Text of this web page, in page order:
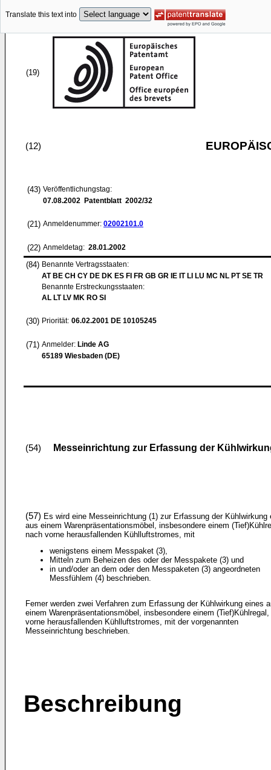
Translate this text into
(19)
(12)
(43) Veröffentlichungstag:
07.08.2002 Patentblatt 2002/32
(21) Anmeldenummer: 02002101.0
(22) Anmeldetag: 28.01.2002
(84) Benannte Vertragsstaaten:
AT BE CH CY DE DK ES FI FR GB GR IE IT LI LU MC NL PT SE TR
Benannte Erstreckungsstaaten:
AL LT LV MK RO SI
(30) Priorität: 06.02.2001 DE 10105245
(71) Anmelder: Linde AG
65189 Wiesbaden (DE)
(54) Messeinrichtung zur Erfassung der
(57) Es wird eine Messeinrichtung (1) zur Erfassung der Kühlwirkung
aus einem Warenpräsentationsmöbel, insbesondere einem
nach vorne herausfallenden Kühlluftstromes, mit
wenigstens einem Messpaket (3),
Mitteln zum Beheizen des oder der Messpakete (3) und
in und/oder an dem oder den Messpaketen (3) angeordneten
Messfühlem (4) beschrieben.
Femer werden zwei Verfahren zum Erfassung der Kühlwirkung eines
einem Warenpräsentationsmöbel, insbesondere einem
vorne herausfallenden Kühlluftstromes, mit der vorgenannten
Messeinrichtung beschrieben.
Beschreibung